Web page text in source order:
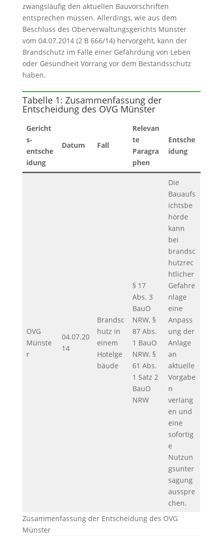
zwangsläufig den aktuellen Bauvorschriften
entsprechen müssen. Allerdings, wie aus dem
Beschluss des Oberverwaltungsgerichts Münster
vom 04.07.2014 (2 B 666/14) hervorgeht, kann der
Brandschutz im Falle einer Gefährdung von Leben
oder Gesundheit Vorrang vor dem Bestandsschutz
haben.
Tabelle 1: Zusammenfassung der
Entscheidung des OVG Münster
Gericht
s-
entsche
idung
Datum Fall
Relevan
te
Paragra
phen
Entsche
idung
OVG
Münste
r
04.07.20
14
Brandsc
hutz in
einem
Hotelge
bäude
§ 17
Abs. 3
BauO
NRW, §
87 Abs.
1 BauO
NRW, §
61 Abs.
1 Satz 2
BauO
NRW
Die
Bauaufs
ichtsbe
hörde
kann
bei
brandsc
hutzrec
htlicher
Gefahre
nlage
eine
Anpass
ung der
Anlage
an
aktuelle
Vorgabe
n
verlang
en und
eine
sofortig
e
Nutzun
gsunter
sagung
ausspre
chen.
Zusammenfassung der Entscheidung des OVG
Münster